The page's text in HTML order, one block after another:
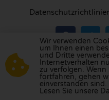
Besuchen Sie unsere
Großbritannien,
Belgien,Spanien,
Dänemark , Finnland
Wir verwenden
um Ihnen einen
und Dritte
Internetverhalten
zu verfolgen. Wenn
fortfahren, gehen
einverstanden
Lesen Sie unsere